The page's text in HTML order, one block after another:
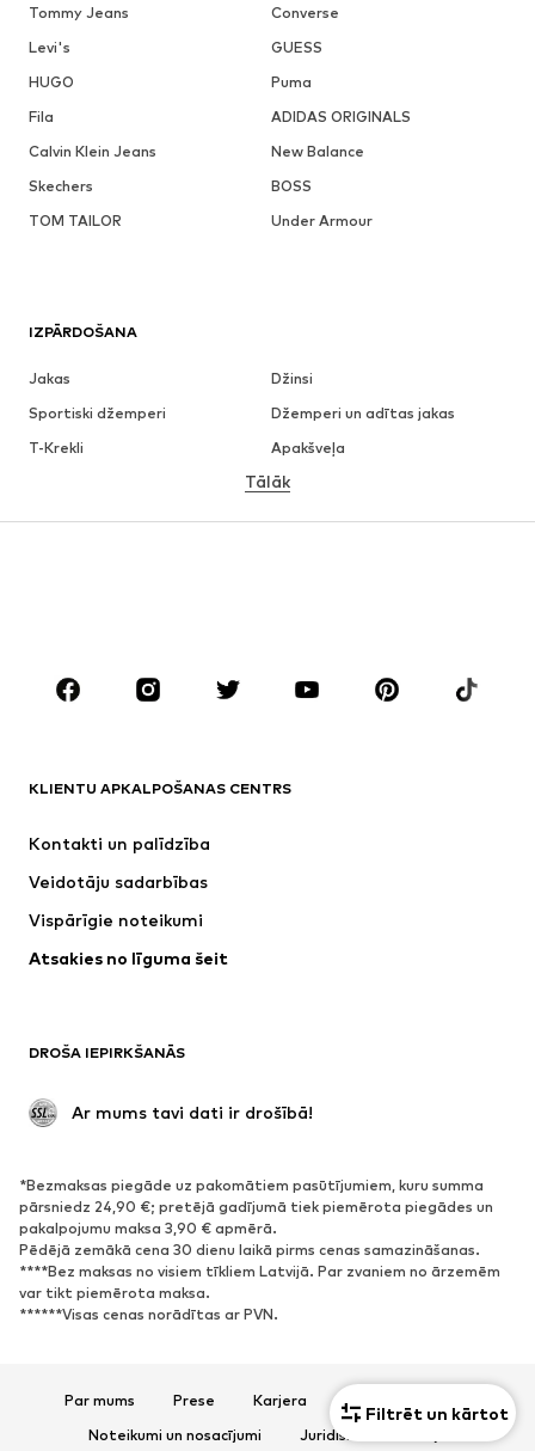
Filtrēt un kārtot
Tommy Jeans
Converse
Levi's
GUESS
HUGO
Puma
Fila
ADIDAS ORIGINALS
Calvin Klein Jeans
New Balance
Skechers
BOSS
TOM TAILOR
Under Armour
IZPĀRDOŠANA
Jakas
Džinsi
Sportiski džemperi
Džemperi un adītas jakas
T-Krekli
Apakšveļa
Krekli
Mēteļi
Uzvalki un žaketes
APĢĒRBI
Jakas
Ikdienas džemperi
Uzvalki un žaketes
Peldbikses
Svinības
APAVI
Jaunumi
Atvērti apavi
Ekskluzīvi
SPORTS
Sporta apģērbs
AKSESUĀRI
Tālāk
KLIENTU APKALPOŠANAS CENTRS
Kontakti un palīdzība
Veidotāju sadarbības
Vispārīgie noteikumi
Atsakies no līguma šeit
DROŠA IEPIRKŠANĀS
Ar mums tavi dati ir drošībā!
*Bezmaksas piegāde uz pakomātiem pasūtījumiem, kuru summa
pārsniedz 24,90 €; pretējā gadījumā tiek piemērota piegādes un
pakalpojumu maksa 3,90 € apmērā.
Pēdējā zemākā cena 30 dienu laikā pirms cenas samazināšanas.
****Bez maksas no visiem tīkliem Latvijā. Par zvaniem no ārzemēm
var tikt piemērota maksa.
******Visas cenas norādītas ar PVN.
Par mums Prese Karjera
Datu aizsardzība
Noteikumi un nosacījumi
Juridiskā informācija